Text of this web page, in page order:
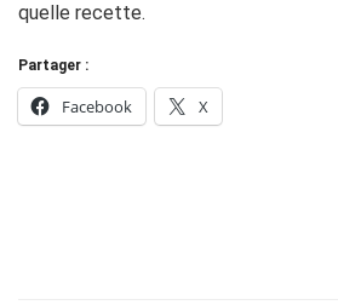
quelle recette.
Partager :
Facebook X